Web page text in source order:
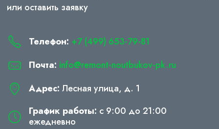
или оставить заявку
Телефон: +7 (499) 653-79-81
Почта: info@remont-noutbukov-pk.ru
Адрес: Лесная улица, д. 1
График работы: с 9:00 до 21:00
ежедневно